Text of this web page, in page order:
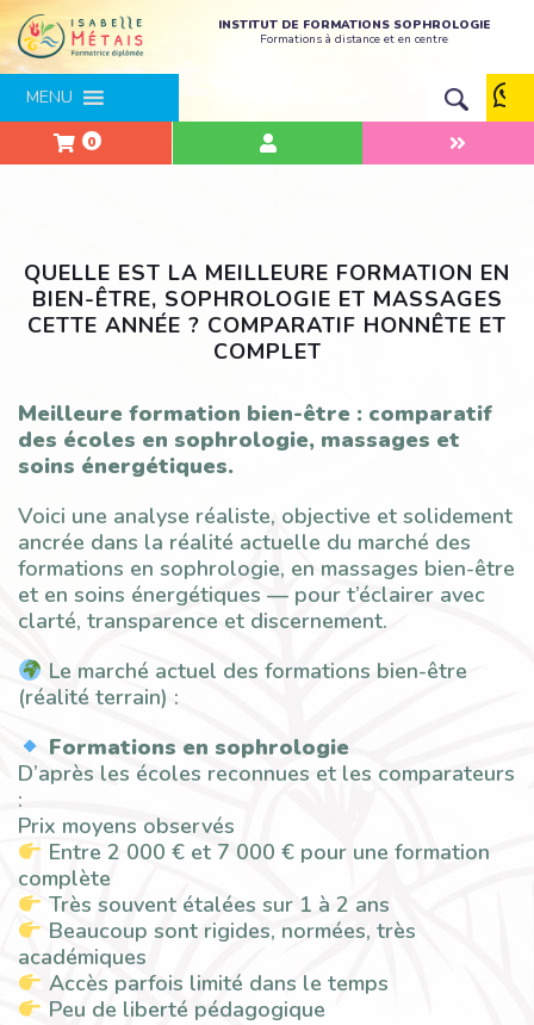
INSTITUT DE FORMATIONS SOPHROLOGIE
Formations à distance et en centre
MENU
0
QUELLE EST LA MEILLEURE FORMATION EN
BIEN-ÊTRE, SOPHROLOGIE ET MASSAGES
CETTE ANNÉE ? COMPARATIF HONNÊTE ET
COMPLET
Meilleure formation bien-être : comparatif
des écoles en sophrologie, massages et
soins énergétiques.
Voici une analyse réaliste, objective et solidement
ancrée dans la réalité actuelle du marché des
formations en sophrologie, en massages bien-être
et en soins énergétiques — pour t’éclairer avec
clarté, transparence et discernement.
Le marché actuel des formations bien-être
(réalité terrain) :
Formations en sophrologie
D’après les écoles reconnues et les comparateurs
:
Prix moyens observés
Entre 2 000 € et 7 000 € pour une formation
complète
Très souvent étalées sur 1 à 2 ans
Beaucoup sont rigides, normées, très
académiques
Accès parfois limité dans le temps
Peu de liberté pédagogique